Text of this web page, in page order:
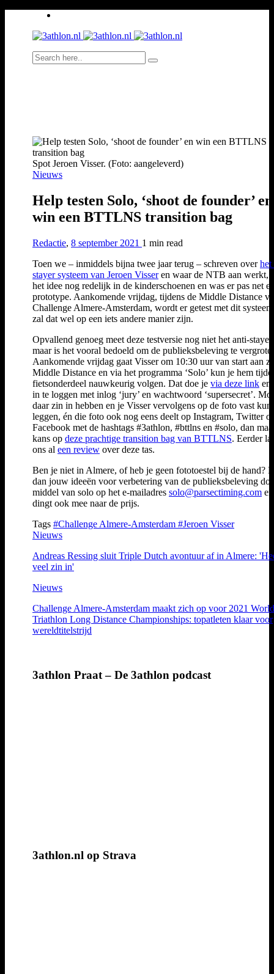
Spot Jeroen Visser. (Foto: aangeleverd)
Nieuws
Help testen Solo, ‘shoot de founder’ en
win een BTTLNS transition bag
Redactie, 8 september 2021 1 min read
Toen we – inmiddels bijna twee jaar terug – schreven overhet
stayer systeem van Jeroen Visseren waar de NTB aan werkt,
het idee nog redelijk in de kinderschoenen en was er pas net
prototype. Aankomende vrijdag, tijdens de Middle Distance
Challenge Almere-Amsterdam, wordt er getest met dit
zal dat wel op een iets andere manier zijn.
Opvallend genoeg meet deze testversie nog niet het anti-
maar is het vooral bedoeld om de publieksbeleving te
Aankomende vrijdag gaat Visser om 10:30 uur van start aan
Middle Distance en via het programma ‘Solo’ kun je hem
fietsonderdeel nauwkeurig volgen. Dat doe je via deze link en
in te loggen met inlog ‘jury’ en wachtwoord ‘supersecret’.
daar zin in hebben en je Visser vervolgens op de foto vast kunt
leggen, én die foto ook nog eens deelt op Instagram, Twitter of
Facebook met de hashtags #3athlon, #bttlns en #solo, dan
kans op deze prachtige transition bag van BTTLNS. Eerder
ons al een review over deze tas.
Ben je niet in Almere, of heb je geen fototoestel bij de hand?
dan jouw ideeën voor verbetering van de publieksbeleving
middel van solo op het e-mailadres solo@parsectiming.com
dingt ook mee naar de prijs.
Tags #Challenge Almere-Amsterdam #Jeroen Visser
Nieuws
Andreas Ressing sluit Triple Dutch avontuur af in Almere:
veel zin in'
Nieuws
Challenge Almere-Amsterdam maakt zich op voor 2021 World
Triathlon Long Distance Championships: topatleten klaar voor
wereldtitelstrijd
3athlon Praat – De 3athlon podcast
3athlon.nl op Strava